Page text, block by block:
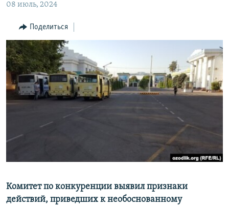
Вернутся
поиску
МИГРАНТ МЕДИА
08 июль, 2024
Поделиться
Комитет по конкуренции выявил признаки
действий, приведших к необоснованному